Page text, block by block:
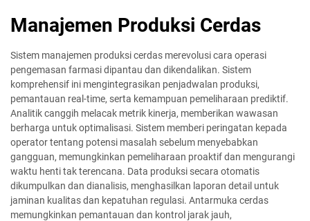
Manajemen Produksi Cerdas
Sistem manajemen produksi cerdas merevolusi cara operasi
pengemasan farmasi dipantau dan dikendalikan. Sistem
komprehensif ini mengintegrasikan penjadwalan produksi,
pemantauan real-time, serta kemampuan pemeliharaan prediktif.
Analitik canggih melacak metrik kinerja, memberikan wawasan
berharga untuk optimalisasi. Sistem memberi peringatan kepada
operator tentang potensi masalah sebelum menyebabkan
gangguan, memungkinkan pemeliharaan proaktif dan mengurangi
waktu henti tak terencana. Data produksi secara otomatis
dikumpulkan dan dianalisis, menghasilkan laporan detail untuk
jaminan kualitas dan kepatuhan regulasi. Antarmuka cerdas
memungkinkan pemantauan dan kontrol jarak jauh,